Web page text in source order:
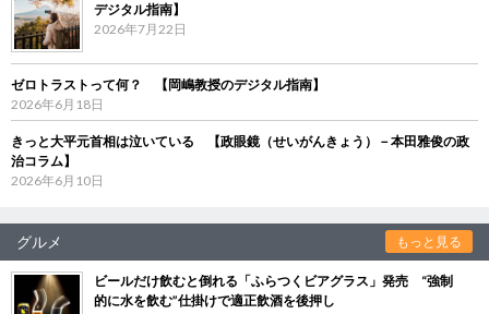
デジタル指南】
2026年7月22日
ゼロトラストって何？ 【岡嶋教授のデジタル指南】
2026年6月18日
きっと大平元首相は泣いている 【政眼鏡（せいがんきょう）－本田雅俊の政
治コラム】
2026年6月10日
グルメ もっと見る
ビールだけ飲むと倒れる「ふらつくビアグラス」発売 “強制
的に水を飲む”仕掛けで適正飲酒を後押し